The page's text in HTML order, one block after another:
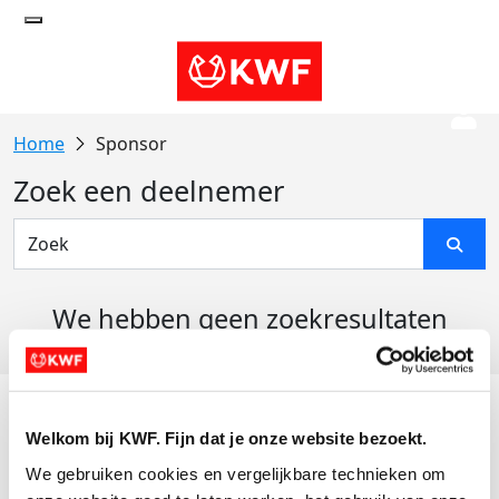
Welkom bij KWF. Fijn dat je onze website bezoekt.
We gebruiken cookies en vergelijkbare technieken om
Sponsor
Zoek een deelnemer
We hebben geen zoekresultaten
Actiematerialen
Evenementen